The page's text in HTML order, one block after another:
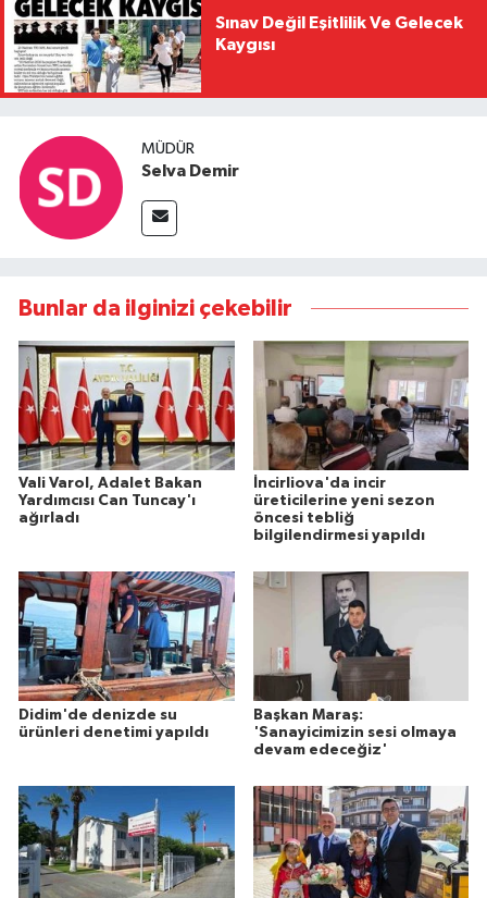
Sınav Değil Eşitlilik Ve Gelecek
Kaygısı
MÜDÜR
Selva Demir
Bunlar da ilginizi çekebilir
Vali Varol, Adalet Bakan
Yardımcısı Can Tuncay'ı
ağırladı
İncirliova'da incir
üreticilerine yeni sezon
öncesi tebliğ
bilgilendirmesi yapıldı
Didim'de denizde su
ürünleri denetimi yapıldı
Başkan Maraş:
'Sanayicimizin sesi olmaya
devam edeceğiz'